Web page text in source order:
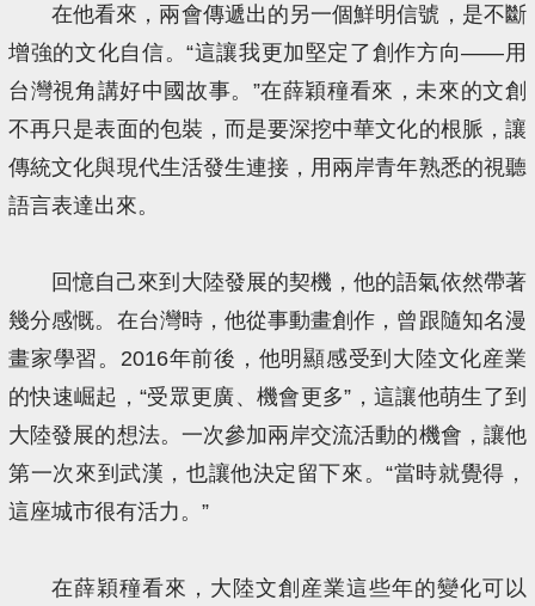
在他看來，兩會傳遞出的另一個鮮明信號，是不斷
增強的文化自信。“這讓我更加堅定了創作方向——用
台灣視角講好中國故事。”在薛穎穜看來，未來的文創
不再只是表面的包裝，而是要深挖中華文化的根脈，讓
傳統文化與現代生活發生連接，用兩岸青年熟悉的視聽
語言表達出來。
回憶自己來到大陸發展的契機，他的語氣依然帶著
幾分感慨。在台灣時，他從事動畫創作，曾跟隨知名漫
畫家學習。2016年前後，他明顯感受到大陸文化産業
的快速崛起，“受眾更廣、機會更多”，這讓他萌生了到
大陸發展的想法。一次參加兩岸交流活動的機會，讓他
第一次來到武漢，也讓他決定留下來。“當時就覺得，
這座城市很有活力。”
在薛穎穜看來，大陸文創産業這些年的變化可以